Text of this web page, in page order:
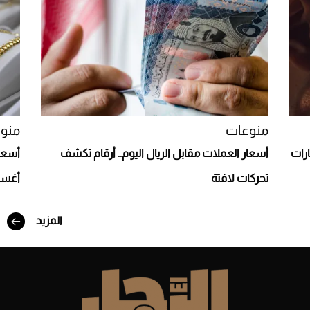
Aston Martin Valiant: على هوى الأبطال
منوعات
أسعار العملات مقابل الريال اليوم.. أرقام تكشف
تحركات لافتة
المزيد